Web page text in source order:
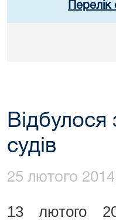
Відбулося
судів
25 лютого
13 лютого